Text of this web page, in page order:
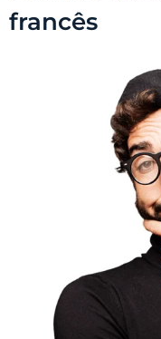
francês